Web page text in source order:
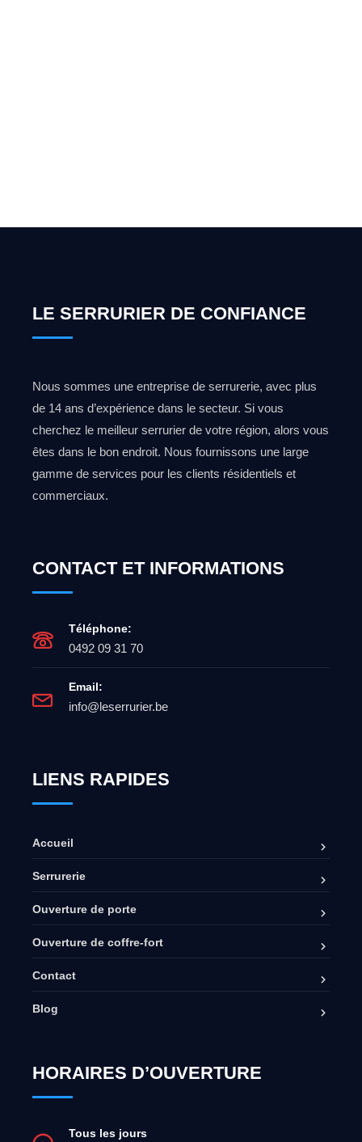
LE SERRURIER DE CONFIANCE
Nous sommes une entreprise de serrurerie, avec plus
de 14 ans d’expérience dans le secteur. Si vous
cherchez le meilleur serrurier de votre région, alors vous
êtes dans le bon endroit. Nous fournissons une large
gamme de services pour les clients résidentiels et
commerciaux.
CONTACT ET INFORMATIONS
Téléphone:
0492 09 31 70
Email:
info@leserrurier.be
LIENS RAPIDES
Accueil
Serrurerie
Ouverture de porte
Ouverture de coffre-fort
Contact
Blog
HORAIRES D’OUVERTURE
Tous les jours